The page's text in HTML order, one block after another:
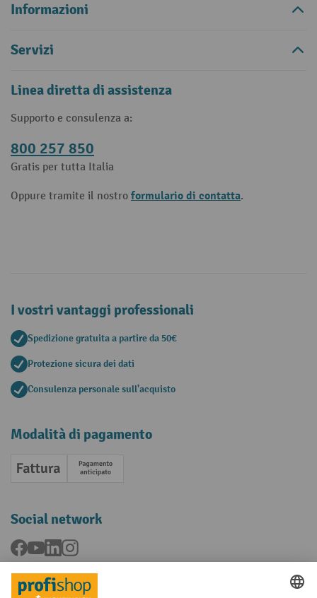
Informazioni
Servizi
Linea diretta di assistenza
Supporto e consulenza a:
800 257 850
Gratis per tutta Italia
Oppure tramite il nostro formulario di contatta.
I vostri vantaggi professionali
Spedizione gratuita a partire da 50€
Protezione sicura dei dati
Consulenza personale sull'acquisto
Modalità di pagamento
Fattura Pagamento anticipato
Social network
Facebook
YouTubeLinkedInInstagram